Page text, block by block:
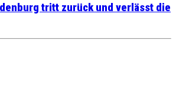
tritt zurück und verlässt die